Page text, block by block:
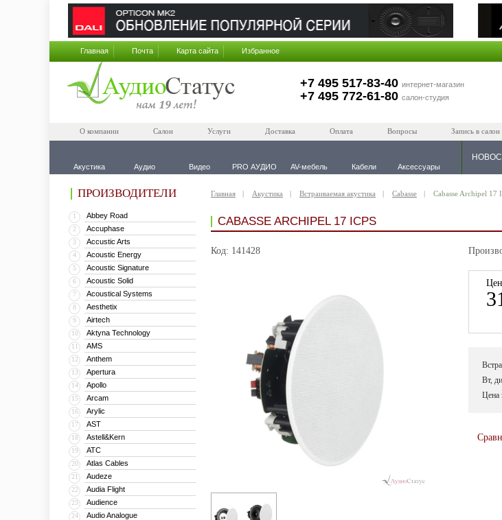
Главная Почта Карта сайта Избранное
+7 495 517-83-40 интернет-магазин
+7 495 772-61-80 салон-студия
О компании Салон Услуги Доставка Оплата Вопросы Запись в салон
Акустика Аудио Видео PRO АУДИО AV-мебель Кабели Аксессуары
ПРОИЗВОДИТЕЛИ
1 Abbey Road
2 Accuphase
3 Accustic Arts
4 Acoustic Energy
5 Acoustic Signature
6 Acoustic Solid
7 Acoustical Systems
8 Aesthetix
9 Airtech
10 Aktyna Technology
11 AMS
12 Anthem
13 Apertura
14 Apollo
15 Arcam
16 Arylic
17 AST
18 Astell&Kern
19 ATC
20 Atlas Cables
21 Audeze
22 Audia Flight
23 Audience
24 Audio Analogue
Главная Акустика Встраиваемая акустика Cabasse Cabasse Archipel 17
CABASSE ARCHIPEL 17 ICPS
Код: 141428
Вт,
Цена